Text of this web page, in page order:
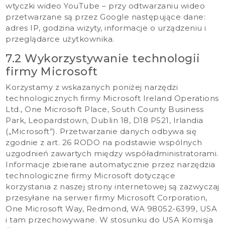
wtyczki wideo YouTube – przy odtwarzaniu wideo
przetwarzane są przez Google następujące dane:
adres IP, godzina wizyty, informacje o urządzeniu i
przeglądarce użytkownika.
7.2 Wykorzystywanie technologii
firmy Microsoft
Korzystamy z wskazanych poniżej narzędzi
technologicznych firmy Microsoft Ireland Operations
Ltd., One Microsoft Place, South County Business
Park, Leopardstown, Dublin 18, D18 P521, Irlandia
(„Microsoft”). Przetwarzanie danych odbywa się
zgodnie z art. 26 RODO na podstawie wspólnych
uzgodnień zawartych między współadministratorami.
Informacje zbierane automatycznie przez narzędzia
technologiczne firmy Microsoft dotyczące
korzystania z naszej strony internetowej są zazwyczaj
przesyłane na serwer firmy Microsoft Corporation,
One Microsoft Way, Redmond, WA 98052-6399, USA
i tam przechowywane. W stosunku do USA Komisja